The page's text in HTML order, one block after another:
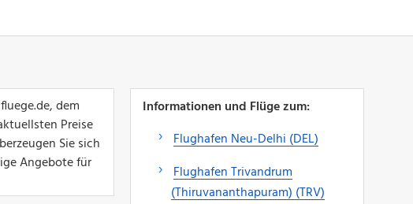
dem
Preise
Sie sich
Angebote für
Informationen und Flüge zum:
Flughafen Neu-Delhi (DEL)
Flughafen Trivandrum
(Thiruvananthapuram) (TRV)